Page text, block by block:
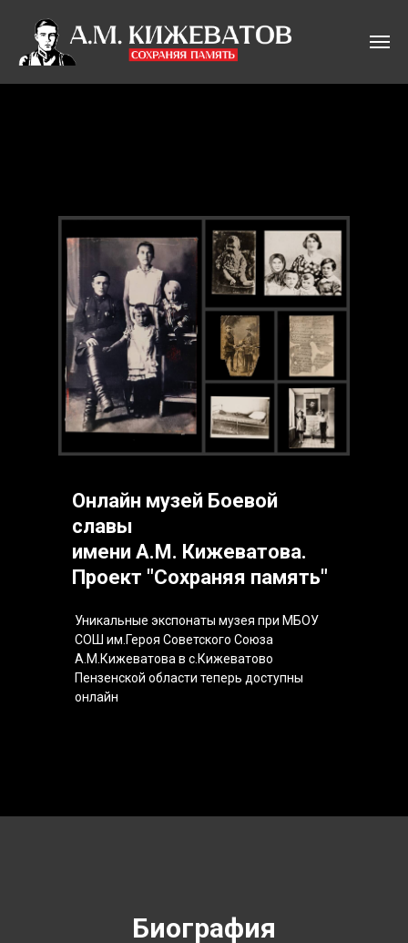
Онлайн музей Боевой
славы
имени А.М. Кижеватова.
Проект "Сохраняя память"
Уникальные экспонаты музея при МБОУ
СОШ им.Героя Советского Союза
А.М.Кижеватова в с.Кижeватово
Пензенской области теперь доступны
онлайн
Биография